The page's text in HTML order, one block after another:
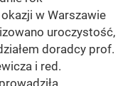
w Warszawie
uroczystość,
doradcy prof.
i red.